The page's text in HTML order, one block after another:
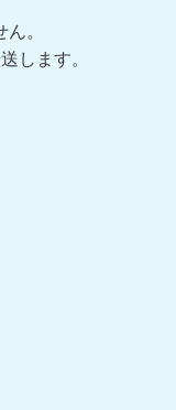
。
します。